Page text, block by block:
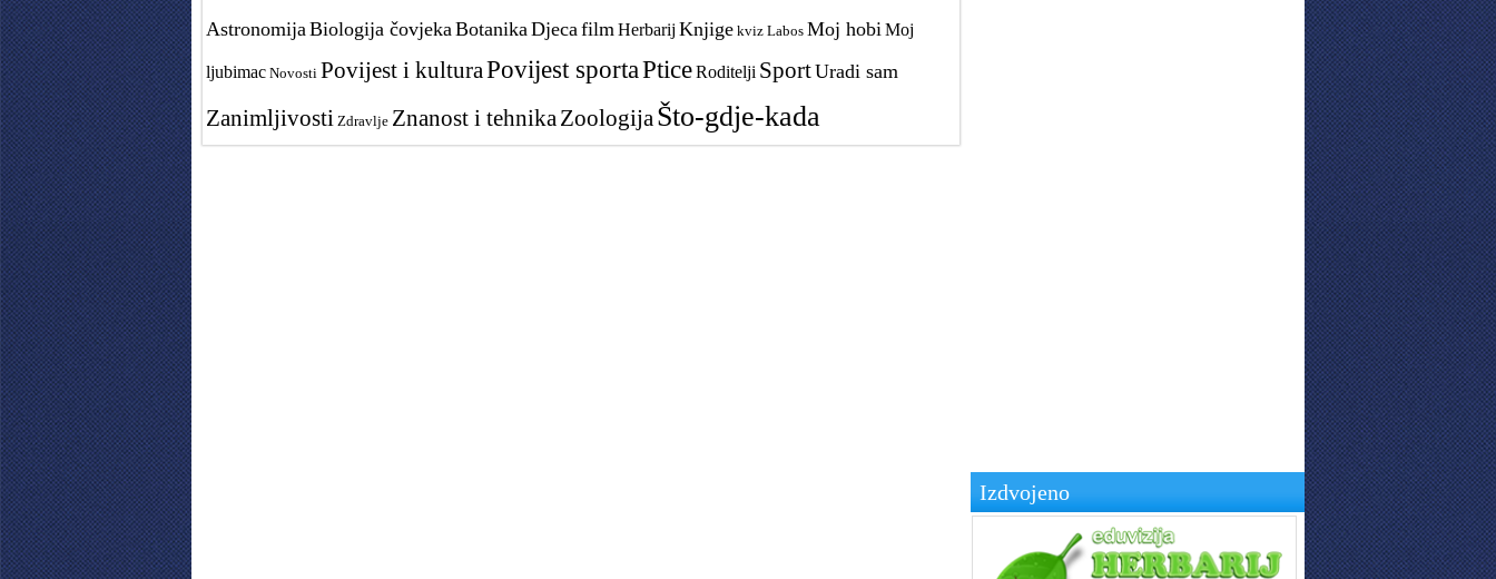
AstronomijaBiologija čovjekaBotanikaDjecafilmHerbarij Knjige kviz Labos Moj hobiMoj
ljubimac Novosti Povijest i kulturaPovijest sportaPticeRoditelji SportUradi sam
Zanimljivosti Zdravlje Znanost i tehnika Zoologija Što-gdje-kada
Izdvojeno